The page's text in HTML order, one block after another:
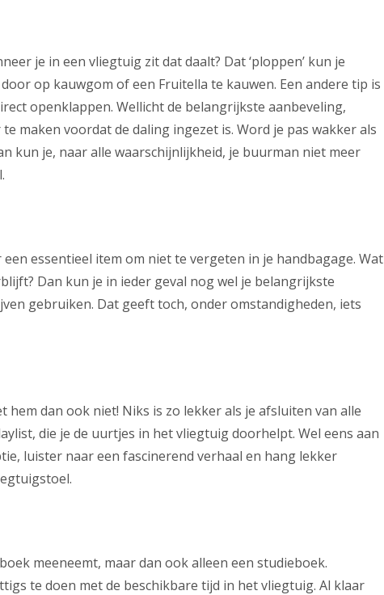
je in een vliegtuig zit dat daalt? Dat ‘ploppen’ kun je
op kauwgom of een Fruitella te kauwen. Een andere tip is
openklappen. Wellicht de belangrijkste aanbeveling,
maken voordat de daling ingezet is. Word je pas wakker als
kun je, naar alle waarschijnlijkheid, je buurman niet meer
essentieel item om niet te vergeten in je handbagage. Wat
Dan kun je in ieder geval nog wel je belangrijkste
gebruiken. Dat geeft toch, onder omstandigheden, iets
hem dan ook niet! Niks is zo lekker als je afsluiten van alle
die je de uurtjes in het vliegtuig doorhelpt. Wel eens aan
luister naar een fascinerend verhaal en hang lekker
meeneemt, maar dan ook alleen een studieboek.
te doen met de beschikbare tijd in het vliegtuig. Al klaar